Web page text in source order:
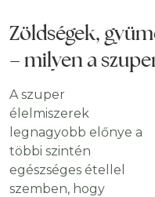
Zöldségek,
– milyen a
A szuper
élelmiszerek
legnagyobb előnye a
többi szintén
egészséges étellel
szemben, hogy